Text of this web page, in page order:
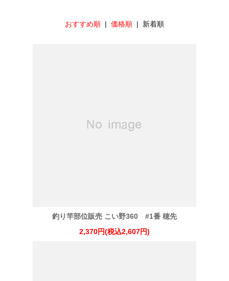
おすすめ順 | 価格順 | 新着順
釣り竿部位販売 こい野360 #1番 穂先
2,370円(税込2,607円)